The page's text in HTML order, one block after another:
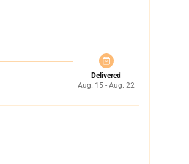
Delivered
Aug. 15 - Aug. 22